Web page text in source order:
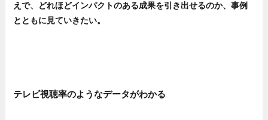
えで、どれほどインパクトのある成果を引き出せるのか、事例
とともに見ていきたい。
テレビ視聴率のようなデータがわかる